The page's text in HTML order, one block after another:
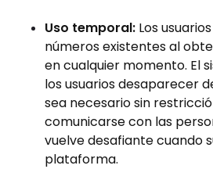
Uso temporal: Los
números existentes al
en cualquier momento. El
los usuarios desaparecer
sea necesario sin
comunicarse con las
vuelve desafiante cuando
plataforma.